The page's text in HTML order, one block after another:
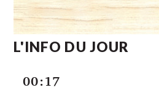
L'INFO DU JOUR
00:17